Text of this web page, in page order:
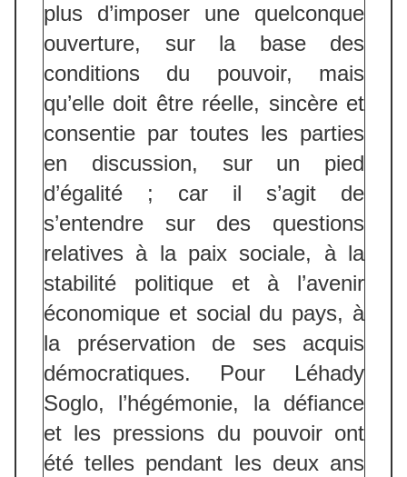
plus d’imposer une quelconque
ouverture, sur la base des
conditions du pouvoir, mais
qu’elle doit être réelle, sincère et
consentie par toutes les parties
en discussion, sur un pied
d’égalité ; car il s’agit de
s’entendre sur des questions
relatives à la paix sociale, à la
stabilité politique et à l’avenir
économique et social du pays, à
la préservation de ses acquis
démocratiques. Pour Léhady
Soglo, l’hégémonie, la défiance
et les pressions du pouvoir ont
été telles pendant les deux ans